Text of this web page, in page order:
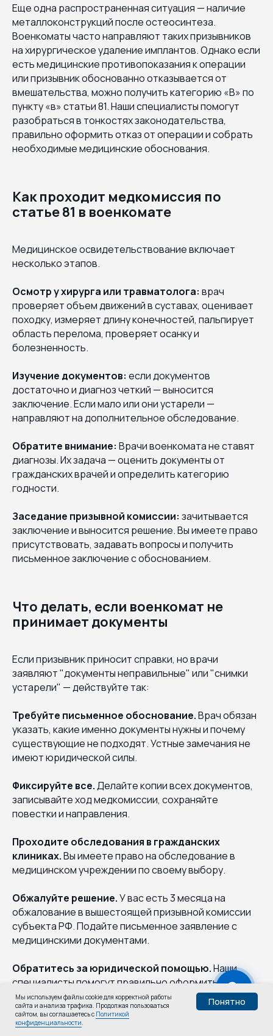
Пройти тест
Узнай,
годен ли ты:
Еще одна распространенная ситуация — наличие
металлоконструкций после остеосинтеза.
Военкоматы часто направляют таких призывников
на хирургическое удаление имплантов. Однако если
есть медицинские противопоказания к операции
или призывник обоснованно отказывается от
вмешательства, можно получить категорию «В» по
пункту «в» статьи 81. Наши специалисты помогут
разобраться в тонкостях законодательства,
правильно оформить отказ от операции и собрать
необходимые медицинские обоснования.
Как проходит медкомиссия по
статье 81 в военкомате
Медицинское освидетельствование включает
несколько этапов.
Осмотр у хирурга или травматолога: врач
проверяет объем движений в суставах, оценивает
походку, измеряет длину конечностей, пальпирует
область перелома, проверяет осанку и
болезненность.
Изучение документов: если документов
достаточно и диагноз четкий — выносится
заключение. Если мало или они устарели —
направляют на дополнительное обследование.
Обратите внимание: Врачи военкомата не ставят
диагнозы. Их задача — оценить документы от
гражданских врачей и определить категорию
годности.
Заседание призывной комиссии: зачитывается
заключение и выносится решение. Вы имеете право
присутствовать, задавать вопросы и получить
письменное заключение с обоснованием.
Что делать, если военкомат не
принимает документы
Если призывник приносит справки, но врачи
заявляют "документы неправильные" или "снимки
устарели" — действуйте так:
Требуйте письменное обоснование.Врач обязан
указать, какие именно документы нужны и почему
существующие не подходят. Устные замечания не
имеют юридической силы.
Фиксируйте все.Делайте копии всех документов,
записывайте ход медкомиссии, сохраняйте
повестки и направления.
Проходите обследования в гражданских
клиниках.Вы имеете право на обследование в
медицинском учреждении по своему выбору.
Обжалуйте решение.У вас есть 3 месяца на
обжалование в вышестоящей призывной комиссии
субъекта РФ. Подайте письменное заявление с
медицинскими документами.
Обратитесь за юридической помощью.Наши
специалисты помогут правильно оформить
документы, проконтролируют процесс
освидетельствования и при необходимости
обжалуют решение военкомата с учетом практики
Мы используем файлы cookie для корректной работы
сайта и анализа трафика. Продолжая пользоваться
сайтом, вы соглашаетесь с Политикой
конфиденциальности.
Понятно